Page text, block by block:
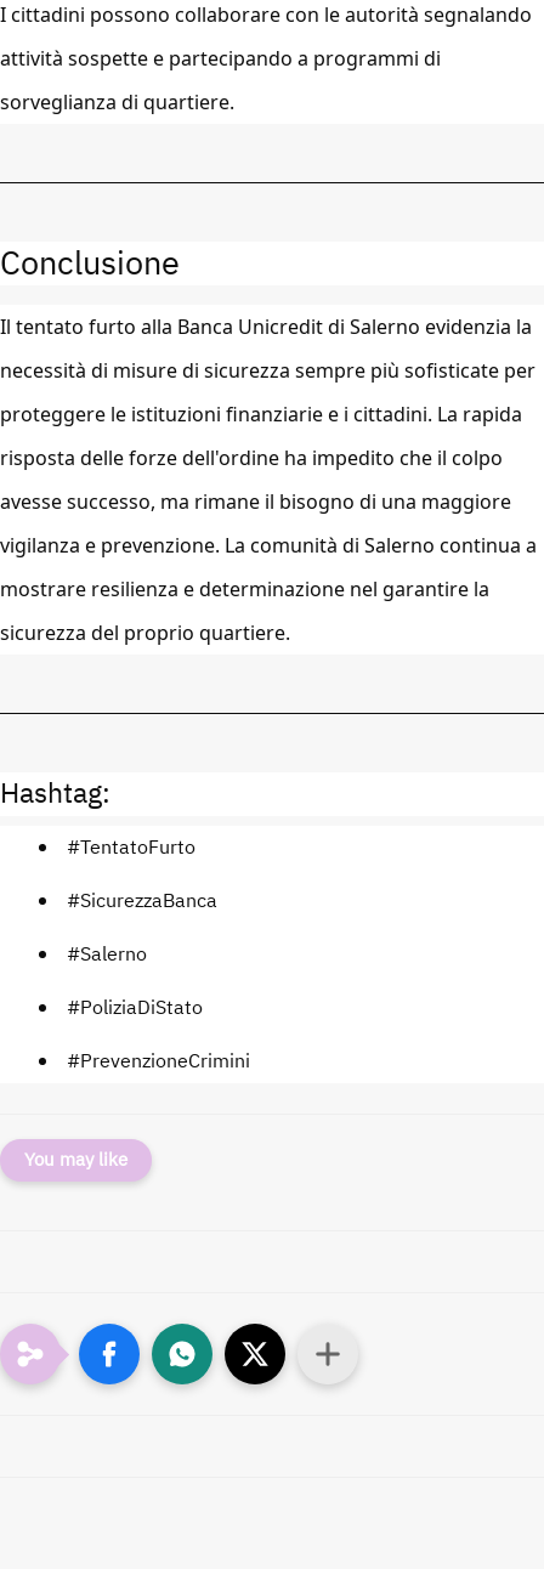
I cittadini possono collaborare con le autorità segnalando
attività sospette e partecipando a programmi di
sorveglianza di quartiere.
Conclusione
Il tentato furto alla Banca Unicredit di Salerno evidenzia la
necessità di misure di sicurezza sempre più sofisticate per
proteggere le istituzioni finanziarie e i cittadini. La rapida
risposta delle forze dell'ordine ha impedito che il colpo
avesse successo, ma rimane il bisogno di una maggiore
vigilanza e prevenzione. La comunità di Salerno continua a
mostrare resilienza e determinazione nel garantire la
sicurezza del proprio quartiere.
Hashtag:
#TentatoFurto
#SicurezzaBanca
#Salerno
#PoliziaDiStato
#PrevenzioneCrimini
You may like